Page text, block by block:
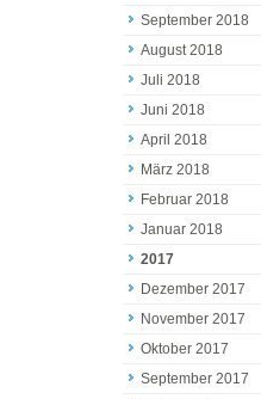
September 2018
August 2018
Juli 2018
Juni 2018
April 2018
März 2018
Februar 2018
Januar 2018
2017
Dezember 2017
November 2017
Oktober 2017
September 2017